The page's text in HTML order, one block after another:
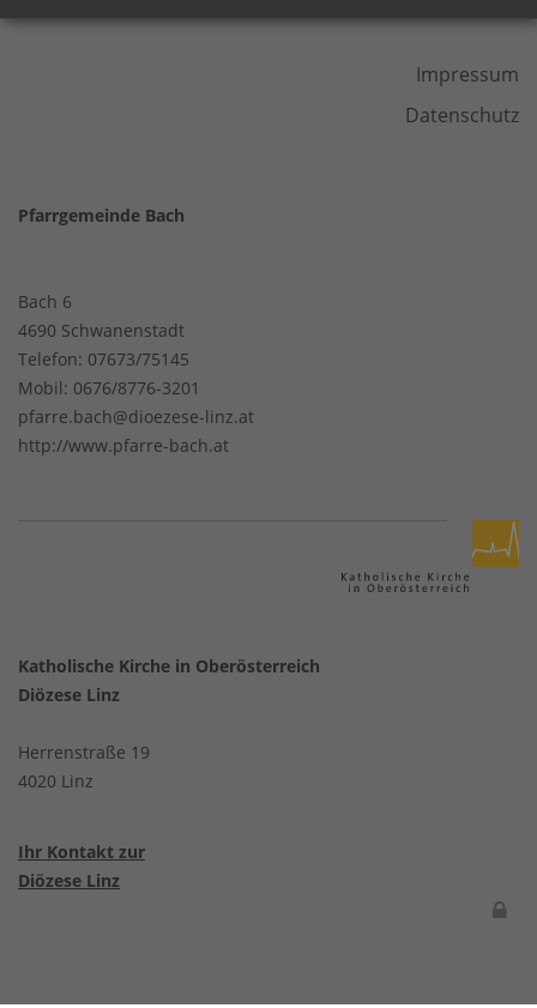
Impressum
Datenschutz
Pfarrgemeinde Bach
Bach 6
4690 Schwanenstadt
Telefon: 07673/75145
Mobil: 0676/8776-3201
pfarre.bach@dioezese-linz.at
http://www.pfarre-bach.at
Katholische Kirche in Oberösterreich
Diözese Linz
Herrenstraße 19
4020 Linz
Ihr Kontakt zur
Diözese Linz